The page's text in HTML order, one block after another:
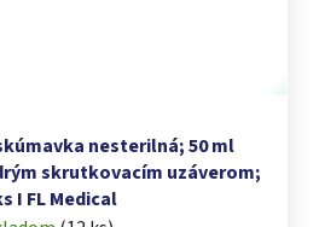
nesterilná; 50 ml
skrutkovacím uzáverom;
I FL Medical